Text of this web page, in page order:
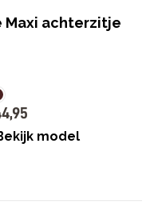
Maxi achterzitje
,95
model